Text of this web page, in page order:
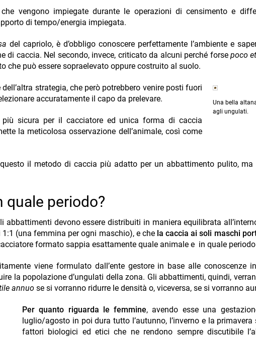
vengono impiegate durante le operazioni di censimento e
di tempo/energia impiegata.
del capriolo, è d’obbligo conoscere perfettamente l’ambiente e
di caccia. Nel secondo, invece, criticato da alcuni perché forse poco
che può essere sopraelevato oppure costruito al suolo.
Una bella
agli ungulati.
dell’altra strategia, che però potrebbero venire posti fuori
accuratamente il capo da prelevare.
più sicura per il cacciatore ed unica forma di caccia
la meticolosa osservazione dell’animale, così come
il metodo di caccia più adatto per un abbattimento pulito, ma
quale periodo?
abbattimenti devono essere distribuiti in maniera equilibrata
(una femmina per ogni maschio), e che la caccia ai soli maschi
formato sappia esattamente quale animale e in quale
viene formulato dall’ente gestore in base alle conoscenze
la popolazione d’ungulati della zona. Gli abbattimenti, quindi,
annuo se si vorranno ridurre le densità o, viceversa, se si vorranno
Per quanto riguarda le femmine, avendo esse una
luglio/agosto in poi dura tutto l’autunno, l’inverno e la
fattori biologici ed etici che ne rendono sempre discutibile